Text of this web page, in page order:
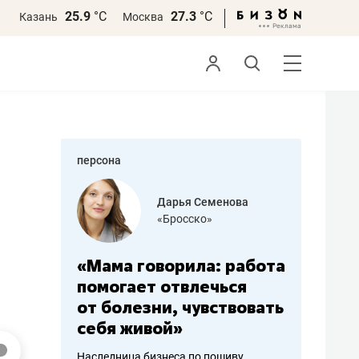
Казань 25.9 °С Москва 27.3 °С
персона
Дарья Семенова
«Бросско»
«Мама говорила: работа
помогает отвлечься
от болезни, чувствовать
себя живой»